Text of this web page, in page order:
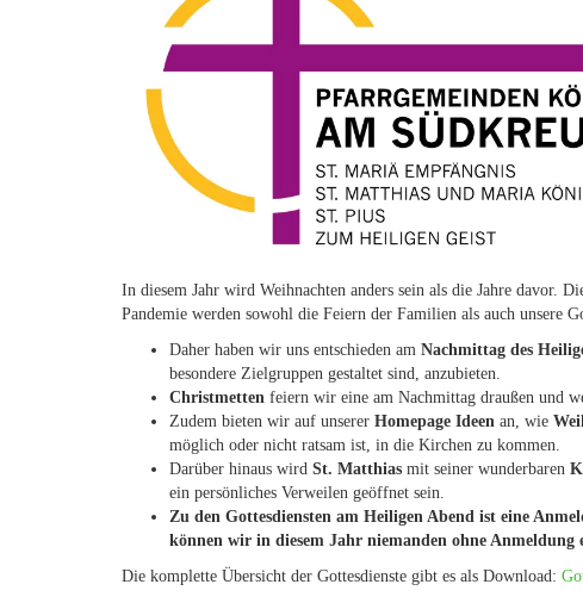
In diesem Jahr wird Weihnachten anders sein als die Jahre davor.
Pandemie werden sowohl die Feiern der Familien als auch unsere
Daher haben wir uns entschieden am Nachmittag des
besondere Zielgruppen gestaltet sind, anzubieten.
Christmetten feiern wir eine am Nachmittag draußen und
Zudem bieten wir auf unserer Homepage Ideen an, wie
möglich oder nicht ratsam ist, in die Kirchen zu kommen.
Darüber hinaus wird St. Matthias mit seiner wunderbaren
ein persönliches Verweilen geöffnet sein.
Zu den Gottesdiensten am Heiligen Abend ist eine
können wir in diesem Jahr niemanden ohne Anmeldung
Die komplette Übersicht der Gottesdienste gibt es als Download: